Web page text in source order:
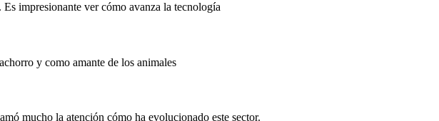
impresionante ver cómo avanza la tecnología
y como amante de los animales
mucho la atención cómo ha evolucionado este sector.